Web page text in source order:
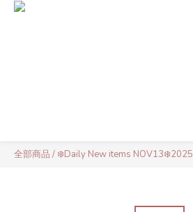
全部商品 / ❄️Daily New items NOV13❄️2025